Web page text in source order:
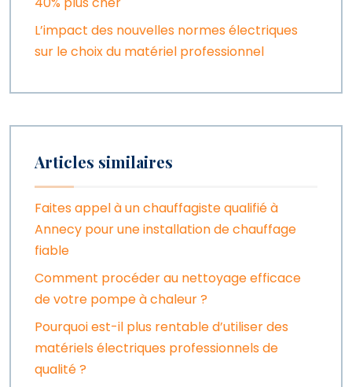
L’impact des nouvelles normes électriques
sur le choix du matériel professionnel
Articles similaires
Faites appel à un chauffagiste qualifié à
Annecy pour une installation de chauffage
fiable
Comment procéder au nettoyage efficace
de votre pompe à chaleur ?
Pourquoi est-il plus rentable d’utiliser des
matériels électriques professionnels de
qualité ?